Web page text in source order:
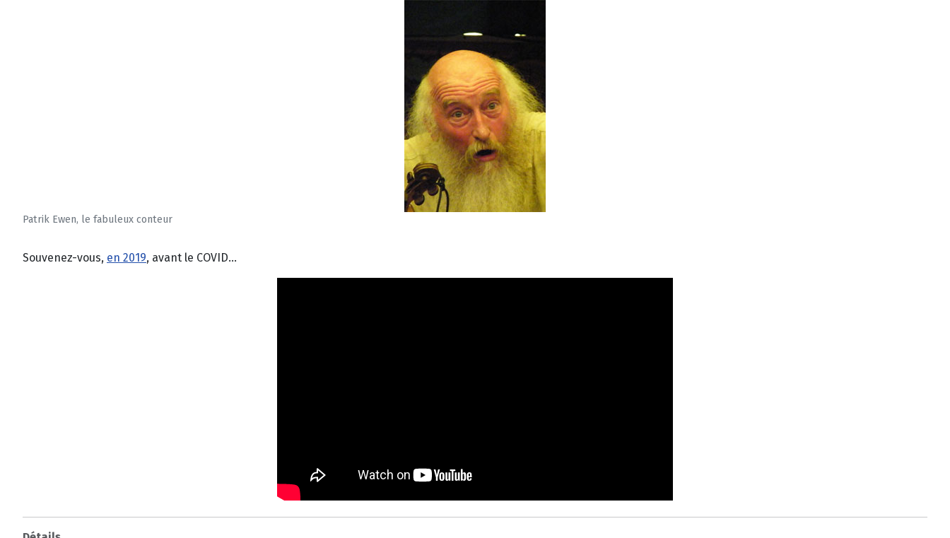
Patrik Ewen, le fabuleux conteur
Souvenez-vous, en 2019, avant le COVID...